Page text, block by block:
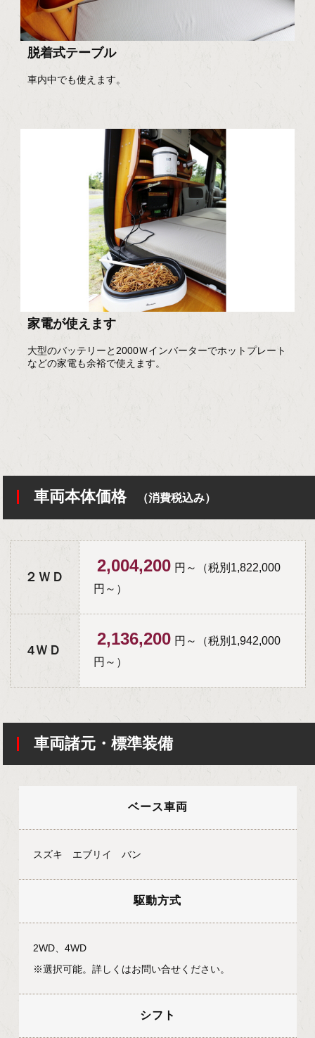
脱着式テーブル
車内中でも使えます。
家電が使えます
大型のバッテリーと2000Ｗインバーターでホットプレート
などの家電も余裕で使えます。
車両本体価格 （消費税込み）
２ＷＤ
2,004,200 円～（税別1,822,000
円～）
4ＷＤ
2,136,200 円～（税別1,942,000
円～）
車両諸元・標準装備
ベース車両
スズキ エブリイ バン
駆動方式
2WD、4WD
※選択可能。詳しくはお問い合せください。
シフト